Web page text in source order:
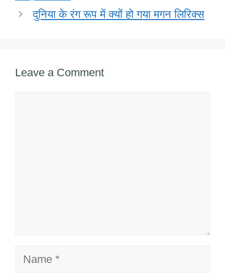
k
दुनिया के रंग रूप में क्यों हो गया मगन लिरिक्स
Leave a Comment
Name